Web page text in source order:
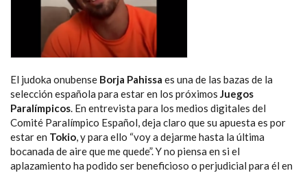
El judoka onubense Borja Pahissa es una de las bazas de la
selección española para estar en los próximos Juegos
Paralímpicos. En entrevista para los medios digitales del
Comité Paralímpico Español, deja claro que su apuesta es por
estar en Tokio, y para ello “voy a dejarme hasta la última
bocanada de aire que me quede”. Y no piensa en si el
aplazamiento ha podido ser beneficioso o perjudicial para él en